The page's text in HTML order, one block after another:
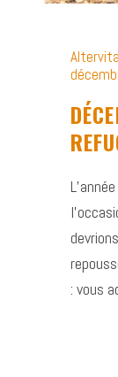
Altervita
: vous